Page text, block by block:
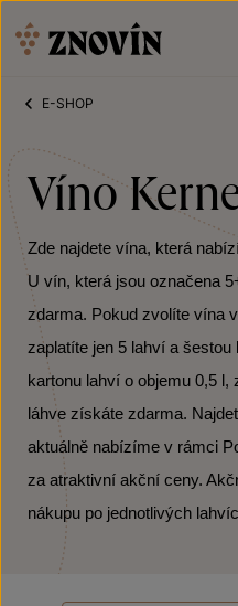
E-SHOP
Víno
Zde najdete vína, která
U vín, která jsou označena
zdarma. Pokud zvolíte vína
zaplatíte jen 5 lahví a
kartonu lahví o objemu 0,5
láhve získáte zdarma.
aktuálně nabízíme v rámci
za atraktivní akční ceny.
nákupu po jednotlivých